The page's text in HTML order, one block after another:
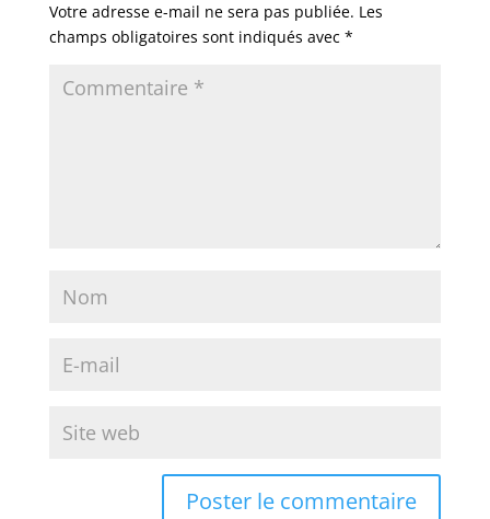
Votre adresse e-mail ne sera pas publiée. Les
champs obligatoires sont indiqués avec *